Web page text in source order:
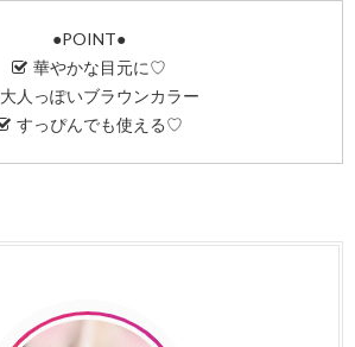
●POINT●
華やかな目元に♡
大人っぽいブラウンカラー
すっぴんでも使える♡